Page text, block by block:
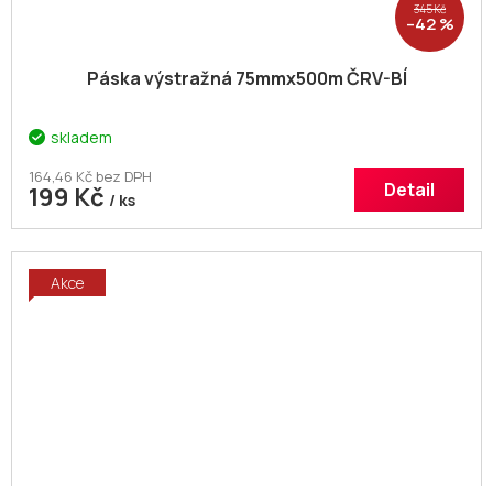
345 Kč
–42 %
Páska výstražná 75mmx500m ČRV-BÍ
skladem
164,46 Kč bez DPH
199 Kč / ks Detail
Akce